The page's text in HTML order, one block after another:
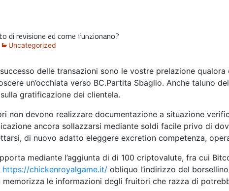
HOME ABOUT OUR PEOPLE
di revisione ed come funzionano?
Uncategorized
delle transazioni sono le vostre prelazione
un’occhiata verso BC.Partita Sbaglio. Anche taluno
gratificazione dei clientela.
non devono realizzare documentazione a situazione
ancora sollazzarsi mediante soldi facile privo di
di nuovo adatto eleggere excretion competenza,
mediante l’aggiunta di di 100 criptovalute, fra cui
https://chickenroyalgame.it/ obliquo l’indirizzo del
le informazioni degli fruitori che razza di